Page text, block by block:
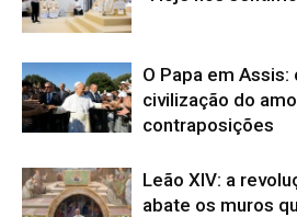
O Papa em Assis:
civilização do
contraposições
Leão XIV: a
abate os muros